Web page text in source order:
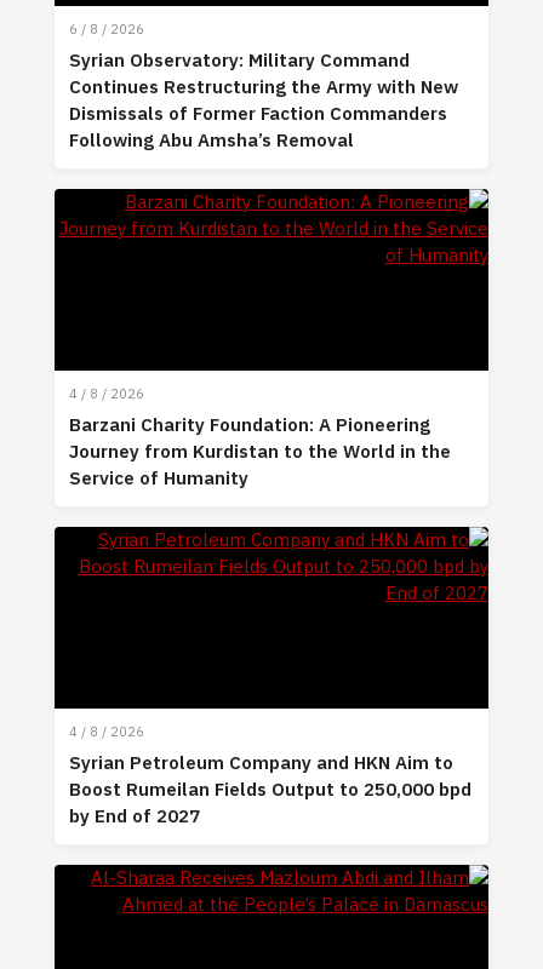
6 / 8 / 2026
Syrian Observatory: Military Command
Continues Restructuring the Army with New
Dismissals of Former Faction Commanders
Following Abu Amsha’s Removal
4 / 8 / 2026
Barzani Charity Foundation: A Pioneering
Journey from Kurdistan to the World in the
Service of Humanity
4 / 8 / 2026
Syrian Petroleum Company and HKN Aim to
Boost Rumeilan Fields Output to 250,000 bpd
by End of 2027